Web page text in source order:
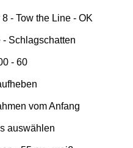
- Tow the Line - OK
- Schlagschatten
- 60
vom Anfang
auswählen